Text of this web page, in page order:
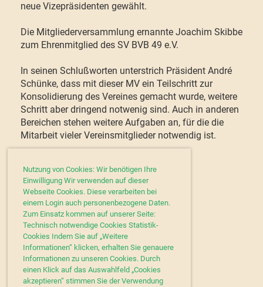
Nutzung von Cookies: Wir benötigen Ihre
Einwilligung Wir verwenden auf dieser
Webseite Cookies. Diese verarbeiten bei
einem Login auch personenbezogene Daten.
Zum Einsatz kommen auf unserer Seite:
Technisch notwendige Cookies Statistik-
Cookies Indem Sie auf „Weitere
Informationen“ klicken, erhalten Sie genauere
Informationen zu unseren Cookies. Durch
einen Klick auf das Auswahlfeld „Cookies
akzeptieren“ stimmen Sie der Verwendung
neue Vizepräsidenten gewählt.
Die Mitgliederversammlung ernannte Joachim Skibbe
zum Ehrenmitglied des SV BVB 49 e.V.
In seinen Schlußworten unterstrich Präsident André
Schünke, dass mit dieser MV ein Teilschritt zur
Konsolidierung des Vereines gemacht wurde, weitere
Schritt aber dringend notwenig sind. Auch in anderen
Bereichen stehen weitere Aufgaben an, für die die
Mitarbeit vieler Vereinsmitglieder notwendig ist.